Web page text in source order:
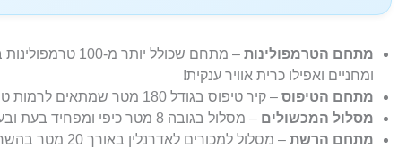
מתחם הטרמפולינות
– מתחם שכולל
ומחניים ואפילו כרית אוויר ענקית!
מתחם הטיפוס – קיר טיפוס בגודל 180 מטר שמתאים לרמות טיפוס שונות ולסגנונות שונים.
מסלול המכשולים – מסלול בגובה 8 מטר כיפי ומפחיד בעת ובעונה אחת.
מתחם הרשת – מסלול למכורים לאדרנלין באורך 20 מטר בהשראת תוכנית הטלוויזיה ה"